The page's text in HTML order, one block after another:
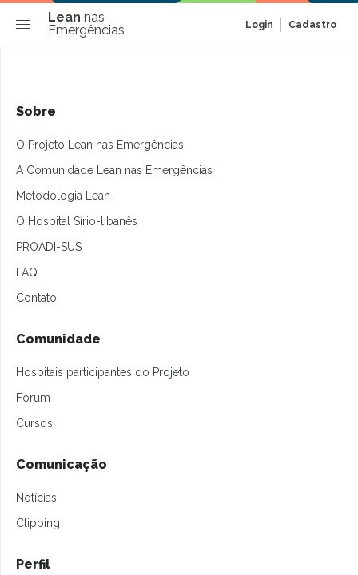
Lean nas
Emergências
Login Cadastro
Sobre
O Projeto Lean nas Emergências
A Comunidade Lean nas Emergências
Metodologia Lean
O Hospital Sírio-libanês
PROADI-SUS
FAQ
Contato
Comunidade
Hospitais participantes do Projeto
Forum
Cursos
Comunicação
Notícias
Clipping
Perfil